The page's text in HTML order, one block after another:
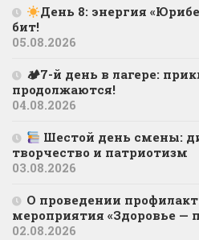
День 8: энергия
бит!
05.08.2026
🏕7-й день в лагере:
продолжаются!
04.08.2026
Шестой день смены:
творчество и патриотизм
03.08.2026
О проведении
мероприятия «Здоровье —
02.08.2026